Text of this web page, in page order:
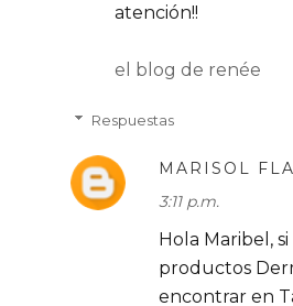
atención!!
el blog de renée
Respuestas
MARISOL
3:11 p.m.
Hola Maribel, si
productos
encontrar en